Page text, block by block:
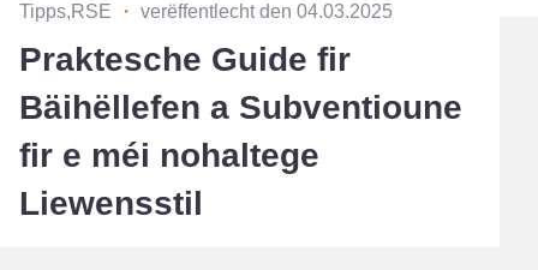
Tipps,RSE ・ verëffentlecht den 04.03.2025
Praktesche Guide fir
Bäihëllefen a Subventioune
fir e méi nohaltege
Liewensstil